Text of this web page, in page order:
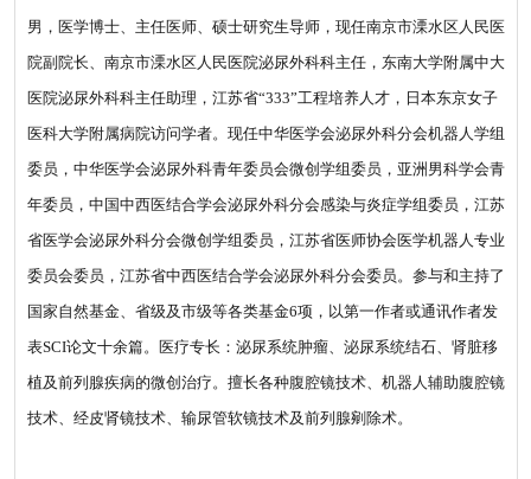
男，医学博士、主任医师、硕士研究生导师，现任南京市溧水区人民医
院副院长、南京市溧水区人民医院泌尿外科科主任，东南大学附属中大
医院泌尿外科科主任助理，江苏省“333”工程培养人才，日本东京女子
医科大学附属病院访问学者。现任中华医学会泌尿外科分会机器人学组
委员，中华医学会泌尿外科青年委员会微创学组委员，亚洲男科学会青
年委员，中国中西医结合学会泌尿外科分会感染与炎症学组委员，江苏
省医学会泌尿外科分会微创学组委员，江苏省医师协会医学机器人专业
委员会委员，江苏省中西医结合学会泌尿外科分会委员。参与和主持了
国家自然基金、省级及市级等各类基金6项，以第一作者或通讯作者发
表SCI论文十余篇。医疗专长：泌尿系统肿瘤、泌尿系统结石、肾脏移
植及前列腺疾病的微创治疗。擅长各种腹腔镜技术、机器人辅助腹腔镜
技术、经皮肾镜技术、输尿管软镜技术及前列腺剜除术。